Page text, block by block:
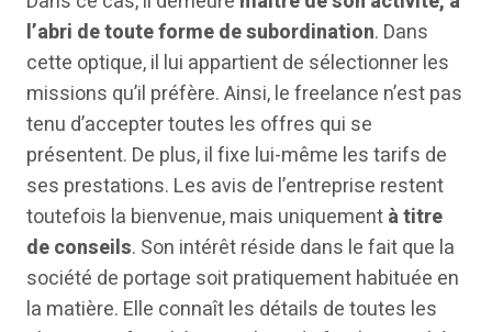
l’abri de toute forme de subordination. Dans
cette optique, il lui appartient de sélectionner les
missions qu’il préfère. Ainsi, le freelance n’est pas
tenu d’accepter toutes les offres qui se
présentent. De plus, il fixe lui-même les tarifs de
ses prestations. Les avis de l’entreprise restent
toutefois la bienvenue, mais uniquementà titre
de conseils. Son intérêt réside dans le fait que la
société de portage soit pratiquement habituée en
la matière. Elle connaît les détails de toutes les